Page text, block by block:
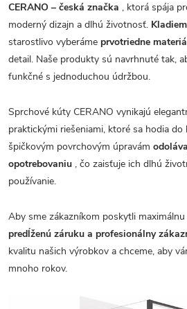
CERANO – česká značka , ktorá spája
moderný dizajn a dlhú životnosť.
starostlivo vyberáme prvotriedne
detail. Naše produkty sú navrhnuté tak,
funkčné s jednoduchou údržbou.
Sprchové kúty CERANO vynikajú
praktickými riešeniami, ktoré sa hodia do
špičkovým povrchovým úpravám
opotrebovaniu , čo zaisťuje ich dlhú
používanie.
Aby sme zákazníkom poskytli
predĺženú záruku a profesionálny
kvalitu našich výrobkov a chceme, aby
mnoho rokov.